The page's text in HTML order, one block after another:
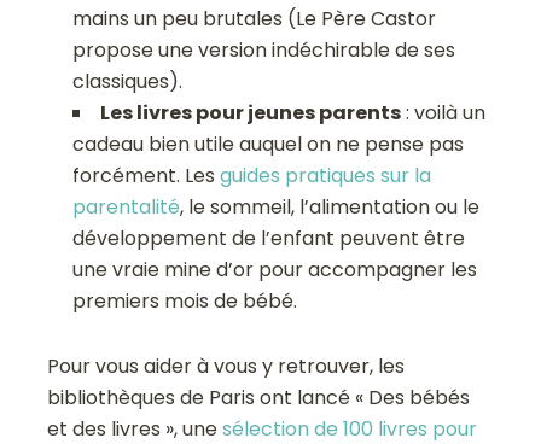
mains un peu brutales (Le Père Castor
propose une version indéchirable de ses
classiques).
Les livres pour jeunes parents: voilà un
cadeau bien utile auquel on ne pense pas
forcément. Lesguides pratiques sur la
parentalité, le sommeil, l’alimentation ou le
développement de l’enfant peuvent être
une vraie mine d’or pour accompagner les
premiers mois de bébé.
Pour vous aider à vous y retrouver, les
bibliothèques de Paris ont lancé « Des bébés
et des livres », unesélection de 100 livres pour